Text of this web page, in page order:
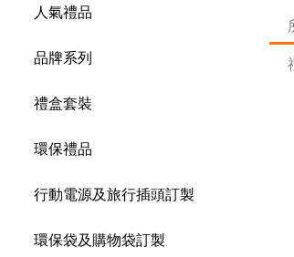
人氣禮品
品牌系列
禮盒套裝
環保禮品
行動電源及旅行插頭訂製
環保袋及購物袋訂製